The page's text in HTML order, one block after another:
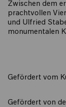
Zwischen dem
prachtvollen
und Ulfried
monumentalen
Gefördert vom
Gefördert von